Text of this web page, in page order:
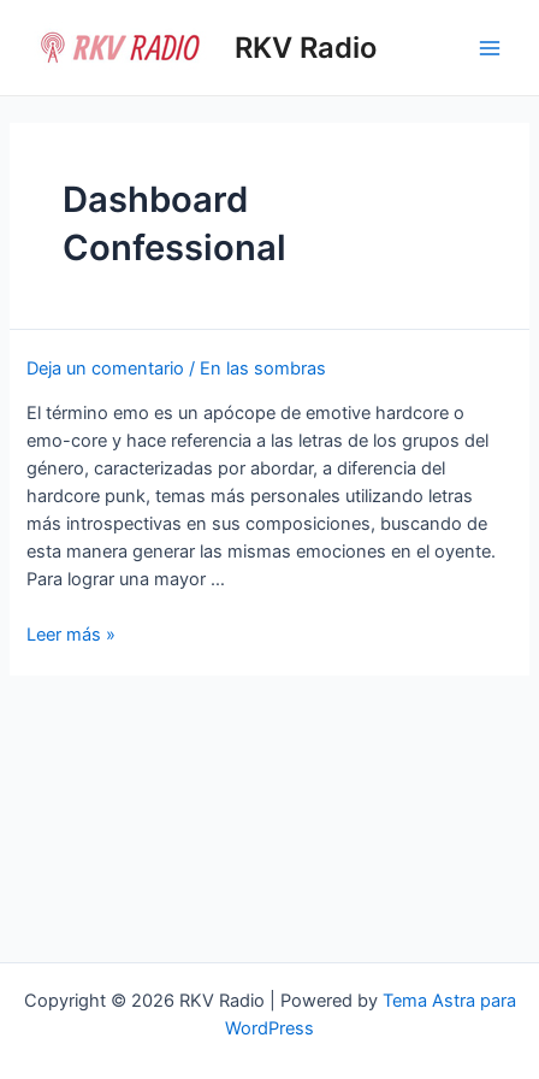
contenido
RKV Radio
Dashboard
Confessional
Deja un comentario / En las sombras
El término emo es un apócope de emotive hardcore​ o
emo-core y hace referencia a las letras de los grupos del
género, caracterizadas por abordar, a diferencia del
hardcore punk, temas más personales utilizando letras
más introspectivas en sus composiciones, buscando de
esta manera generar las mismas emociones en el oyente.
Para lograr una mayor …
Emo
Leer más »
Copyright © 2026 RKV Radio | Powered by Tema Astra para
WordPress